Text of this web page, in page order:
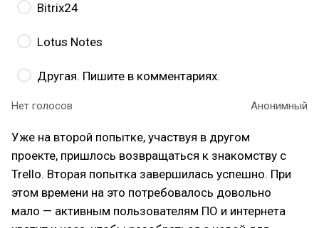
Bitrix24
Lotus Notes
Другая. Пишите в комментариях.
Нет голосов Анонимный
Уже на второй попытке, участвуя в другом
проекте, пришлось возвращаться к знакомству с
Trello. Вторая попытка завершилась успешно. При
этом времени на это потребовалось довольно
мало — активным пользователям ПО и интернета